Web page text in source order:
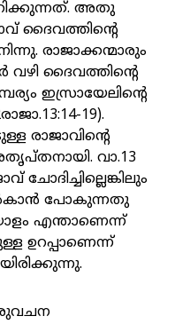
അതു
ദൈവത്തിന്റെ
രാജാക്കന്മാരും
വഴി ദൈവത്തിന്റെ
ഇസ്രായേലിന്റെ
19).
രാജാവിന്റെ
വാ.13
പോകുന്നതു
എന്താണെന്ന്
ഉറപ്പാണെന്ന്